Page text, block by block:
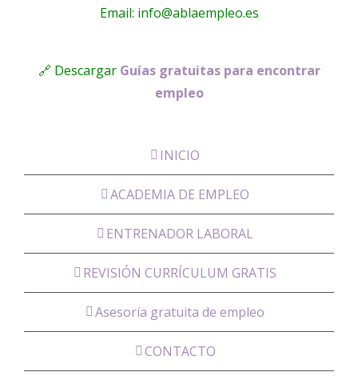
Email: info@ablaempleo.es
🔗 Descargar Guías gratuitas para encontrar
empleo
INICIO
ACADEMIA DE EMPLEO
ENTRENADOR LABORAL
REVISIÓN CURRÍCULUM GRATIS
Asesoría gratuita de empleo
CONTACTO